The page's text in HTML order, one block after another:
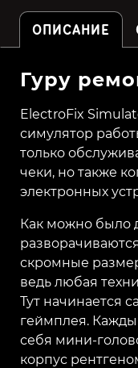
ОПИСАНИЕ
Гуру
ElectroFix
симулятор
только
чеки, но также
электронных
Как можно было
скромные
ведь любая
Тут начинается
геймплея.
себя мини-
корпус